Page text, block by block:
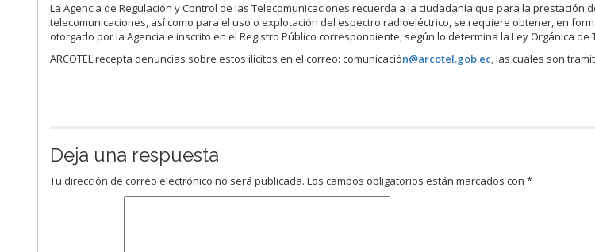
La Agencia de Regulación y Control de las Telecomunicaciones recuerda a la ciudadanía que para la prestación
telecomunicaciones, así como para el uso o explotación del espectro radioeléctrico, se requiere obtener, en
otorgado por la Agencia e inscrito en el Registro Público correspondiente, según lo determina la Ley Orgánica de
ARCOTEL recepta denuncias sobre estos ilícitos en el correo: comunicación@arcotel.gob.ec, las cuales son
Deja una respuesta
Tu dirección de correo electrónico no será publicada. Los campos obligatorios están marcados con*